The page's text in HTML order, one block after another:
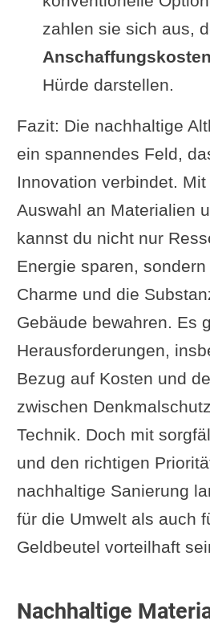
zahlen sie sich aus,
Anschaffungskosten
Hürde darstellen.
Fazit: Die nachhaltige
ein spannendes Feld,
Innovation verbindet.
Auswahl an Materialien
kannst du nicht nur
Energie sparen,
Charme und die
Gebäude bewahren. Es
Herausforderungen,
Bezug auf Kosten und
zwischen
Technik. Doch mit
und den richtigen
nachhaltige Sanierung
für die Umwelt als auch
Geldbeutel vorteilhaft
Nachhaltige